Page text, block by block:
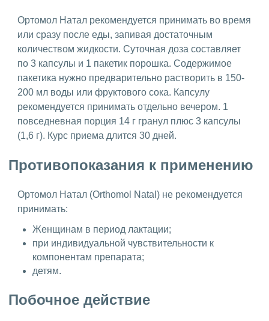
Ортомол Натал рекомендуется принимать во время
или сразу после еды, запивая достаточным
количеством жидкости. Суточная доза составляет
по 3 капсулы и 1 пакетик порошка. Содержимое
пакетика нужно предварительно растворить в 150-
200 мл воды или фруктового сока. Капсулу
рекомендуется принимать отдельно вечером. 1
повседневная порция 14 г гранул плюс 3 капсулы
(1,6 г). Курс приема длится 30 дней.
Противопоказания к применению
Ортомол Натал (Orthomol Natal) не рекомендуется
принимать:
Женщинам в период лактации;
при индивидуальной чувствительности к
компонентам препарата;
детям.
Побочное действие